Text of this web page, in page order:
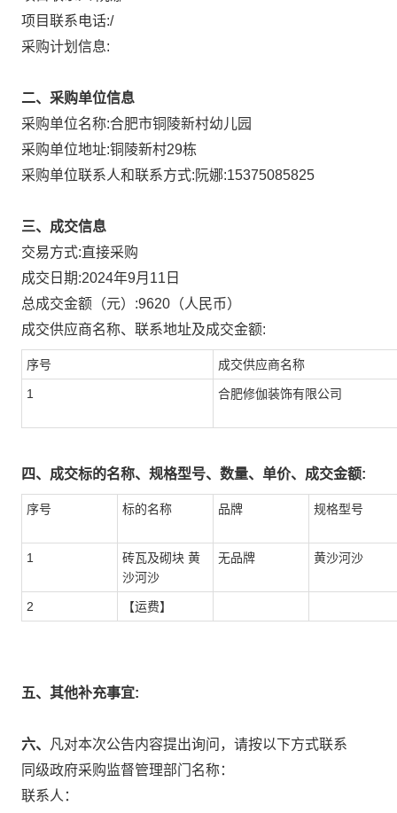
项目联系电话:/
采购计划信息:
二、采购单位信息
采购单位名称:合肥市铜陵新村幼儿园
采购单位地址:铜陵新村29栋
采购单位联系人和联系方式: 阮娜:15375085825
三、成交信息
交易方式:直接采购
成交日期:2024年9月11日
总成交金额（元）:9620 （人民币）
成交供应商名称、联系地址及成交金额:
序号 成交供应商名称
1 合肥修伽装饰有限公司
四、成交标的名称、规格型号、数量、单价、成交金额:
序号 标的名称 品牌 规格型号
1
砖瓦及砌块 黄
沙河沙
无品牌 黄沙河沙
2 【运费】
五、其他补充事宜:
六、
凡对本次公告内容提出询问，请按以下方式联系
同级政府采购监督管理部门名称：
联系人：